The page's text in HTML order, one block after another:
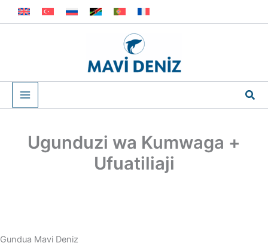
to
Ugunduzi wa Kumwaga +
Ufuatiliaji
Gundua Mavi Deniz